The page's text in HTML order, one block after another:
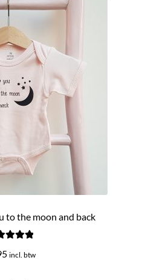
to the moon and back
incl. btw